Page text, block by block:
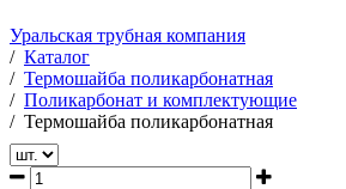
Уральская трубная компания
/ Каталог
/ Термошайба поликарбонатная
/ Поликарбонат и комплектующие
/ Термошайба поликарбонатная